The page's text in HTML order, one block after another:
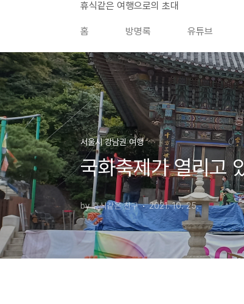
휴식같은 여행으로의 초대
홈 방명록 유튜브
서울시 강남권 여행
국화축제가 열리고
by 휴식같은 친구 2021. 10. 25.